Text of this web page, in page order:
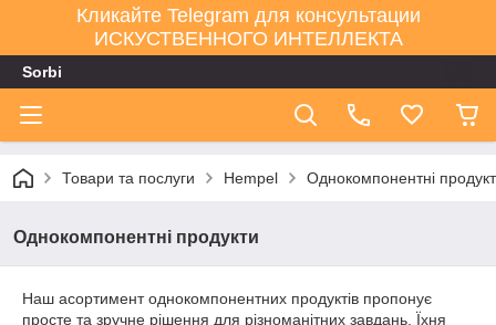
Кликайте Telegram для консультации
ИСКУСТВЕННОГО ИНТЕЛЛЕКТА
Sorbi
Товари та послуги Hempel Однокомпонентні
Однокомпонентні продукти
Наш асортимент однокомпонентних продуктів пропонує
просте та зручне рішення для різноманітних завдань. Їхня